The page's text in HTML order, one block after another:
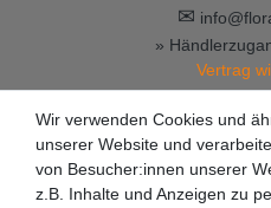
✉
»
Vertrag
Wir verwenden Cookies und
unserer Website und
von Besucher:innen unserer
z.B. Inhalte und Anzeigen zu